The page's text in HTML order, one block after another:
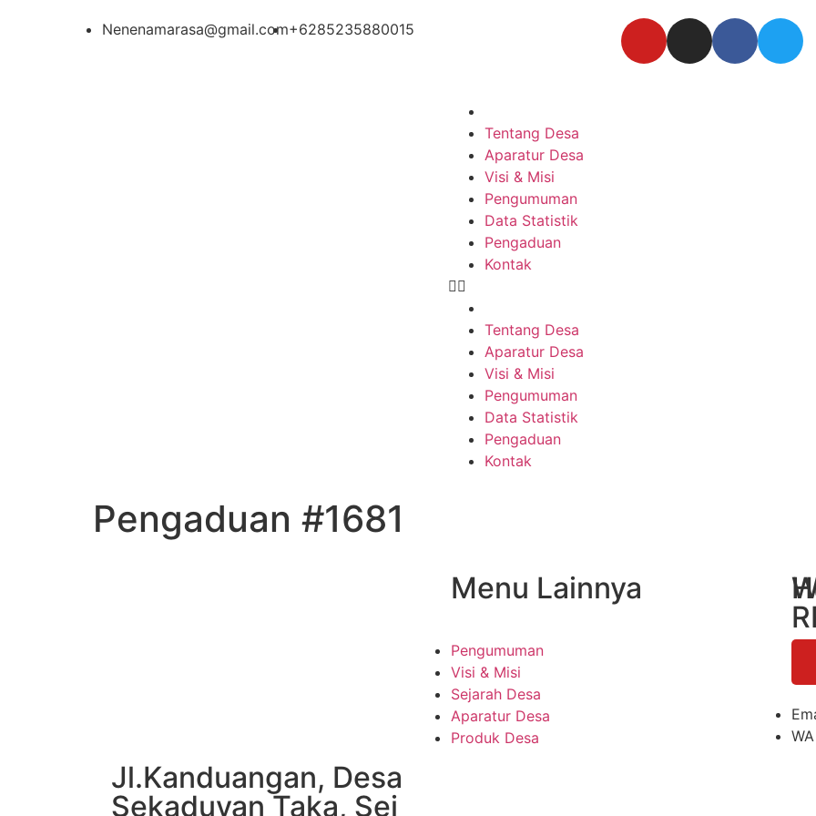
Nenenamarasa@gmail.com+6285235880015
Tentang Desa
Aparatur Desa
Visi & Misi
Pengumuman
Data Statistik
Pengaduan
Kontak
Tentang Desa
Aparatur Desa
Visi & Misi
Pengumuman
Data Statistik
Pengaduan
Kontak
Pengaduan #1681
Jl.Kanduangan, Desa
Sekaduyan Taka, Sei
Menu Lainnya
Pengumuman
Visi & Misi
Sejarah Desa
Aparatur Desa
Produk Desa